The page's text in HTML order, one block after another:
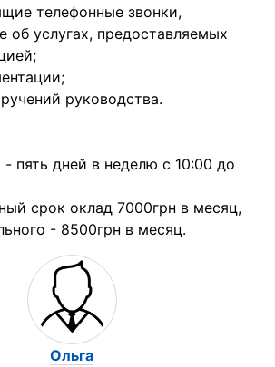
телефонные звонки,
об услугах, предоставляемых
руководства.
пять дней в неделю с 10:00 до
срок оклад 7000грн в месяц,
- 8500грн в месяц.
Ольга